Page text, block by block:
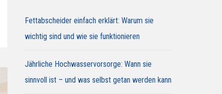
Fettabscheider einfach erklärt: Warum sie
wichtig sind und wie sie funktionieren
Jährliche Hochwasservorsorge: Wann sie
sinnvoll ist – und was selbst getan werden kann